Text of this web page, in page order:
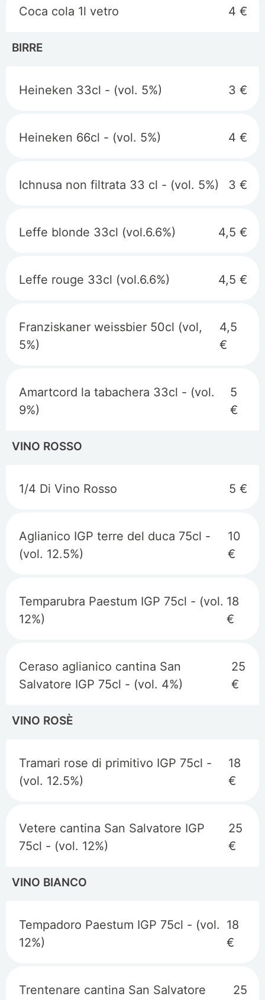
Coca cola 1l vetro 4 €
BIRRE
Heineken 33cl - (vol. 5%) 3 €
Heineken 66cl - (vol. 5%) 4 €
Ichnusa non filtrata 33 cl - (vol. 5%) 3 €
Leffe blonde 33cl (vol.6.6%) 4,5 €
Leffe rouge 33cl (vol.6.6%) 4,5 €
Franziskaner weissbier 50cl (vol,
5%)
4,5
€
Amartcord la tabachera 33cl - (vol.
9%)
5
€
VINO ROSSO
1/4 Di Vino Rosso 5 €
Aglianico IGP terre del duca 75cl -
(vol. 12.5%)
10
€
Temparubra Paestum IGP 75cl - (vol.
12%)
18
€
Ceraso aglianico cantina San
Salvatore IGP 75cl - (vol. 4%)
25
€
VINO ROSÈ
Tramari rose di primitivo IGP 75cl -
(vol. 12.5%)
18
€
Vetere cantina San Salvatore IGP
75cl - (vol. 12%)
25
€
VINO BIANCO
Tempadoro Paestum IGP 75cl - (vol.
12%)
18
€
Trentenare cantina San Salvatore
25